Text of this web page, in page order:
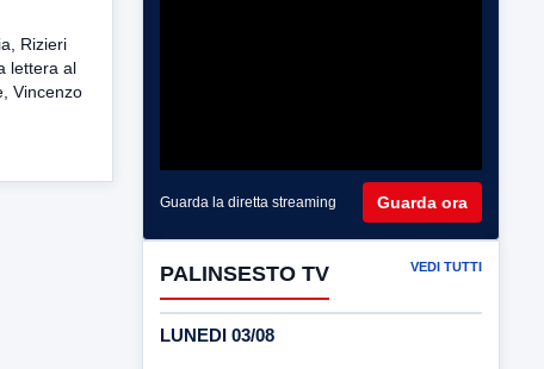
Rizieri
lettera al
Vincenzo
Guarda la diretta streaming Guarda ora
PALINSESTO TV VEDI TUTTI
LUNEDI 03/08